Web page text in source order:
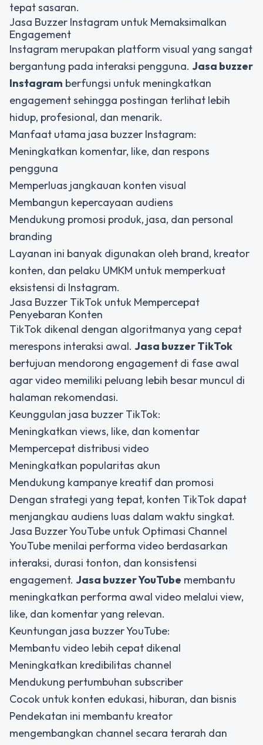
tepat sasaran.
Jasa Buzzer Instagram untuk Memaksimalkan
Engagement
Instagram merupakan platform visual yang sangat
bergantung pada interaksi pengguna. Jasa buzzer
Instagram berfungsi untuk meningkatkan
engagement sehingga postingan terlihat lebih
hidup, profesional, dan menarik.
Manfaat utama jasa buzzer Instagram:
Meningkatkan komentar, like, dan respons
pengguna
Memperluas jangkauan konten visual
Membangun kepercayaan audiens
Mendukung promosi produk, jasa, dan personal
branding
Layanan ini banyak digunakan oleh brand, kreator
konten, dan pelaku UMKM untuk memperkuat
eksistensi di Instagram.
Jasa Buzzer TikTok untuk Mempercepat
Penyebaran Konten
TikTok dikenal dengan algoritmanya yang cepat
merespons interaksi awal. Jasa buzzer TikTok
bertujuan mendorong engagement di fase awal
agar video memiliki peluang lebih besar muncul di
halaman rekomendasi.
Keunggulan jasa buzzer TikTok:
Meningkatkan views, like, dan komentar
Mempercepat distribusi video
Meningkatkan popularitas akun
Mendukung kampanye kreatif dan promosi
Dengan strategi yang tepat, konten TikTok dapat
menjangkau audiens luas dalam waktu singkat.
Jasa Buzzer YouTube untuk Optimasi Channel
YouTube menilai performa video berdasarkan
interaksi, durasi tonton, dan konsistensi
engagement. Jasa buzzer YouTube membantu
meningkatkan performa awal video melalui view,
like, dan komentar yang relevan.
Keuntungan jasa buzzer YouTube:
Membantu video lebih cepat dikenal
Meningkatkan kredibilitas channel
Mendukung pertumbuhan subscriber
Cocok untuk konten edukasi, hiburan, dan bisnis
Pendekatan ini membantu kreator
mengembangkan channel secara terarah dan